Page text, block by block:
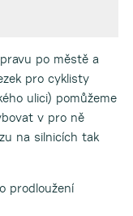
▼
po městě a
pro cyklisty
ulici) pomůžeme
v pro ně
na silnicích tak
prodloužení